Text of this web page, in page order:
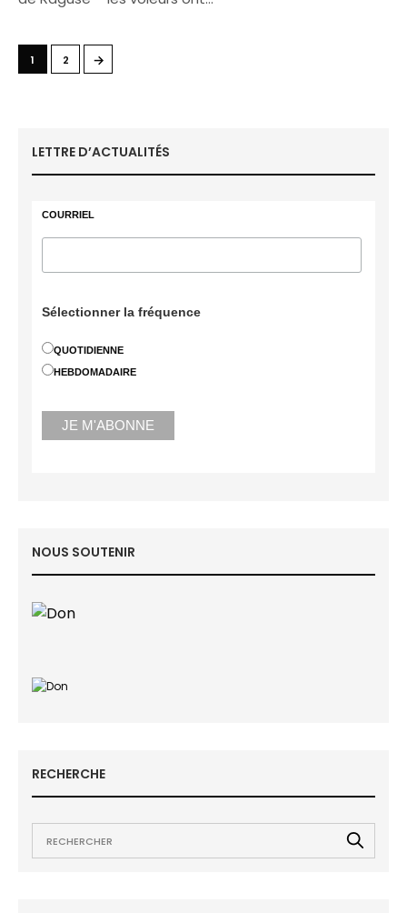
1 2 →
LETTRE D’ACTUALITÉS
COURRIEL
Sélectionner la fréquence
QUOTIDIENNE
HEBDOMADAIRE
NOUS SOUTENIR
RECHERCHE